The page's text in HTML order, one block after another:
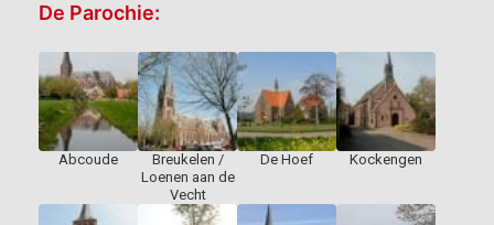
De Parochie:
Abcoude
Breukelen /
Loenen aan de
Vecht
De Hoef Kockengen